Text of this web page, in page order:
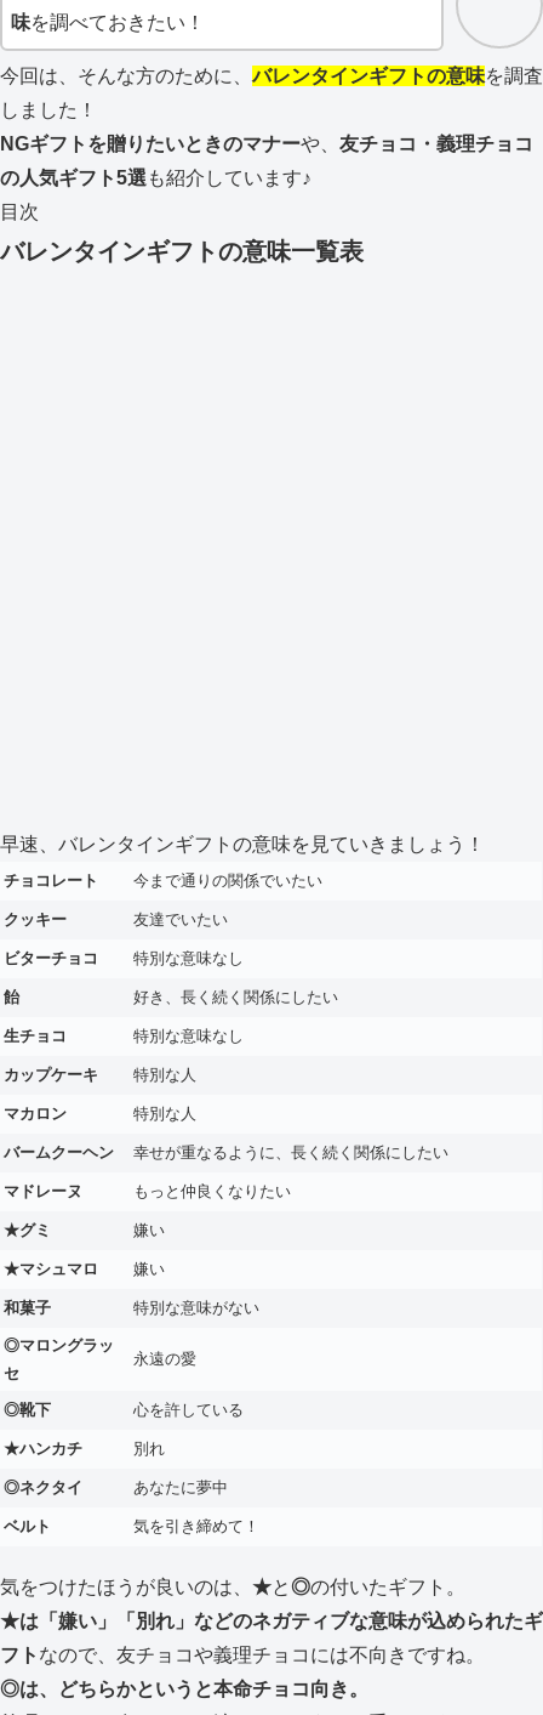
味を調べておきたい！
今回は、そんな方のために、バレンタインギフトの意味を調査
しました！
NGギフトを贈りたいときのマナーや、 友チョコ・義理チョコ
の人気ギフト5選 も紹介しています♪
目次
バレンタインギフトの意味一覧表
早速、バレンタインギフトの意味を見ていきましょう！
チョコレート 今まで通りの関係でいたい
クッキー 友達でいたい
ビターチョコ 特別な意味なし
飴 好き、長く続く関係にしたい
生チョコ 特別な意味なし
カップケーキ 特別な人
マカロン 特別な人
バームクーヘン 幸せが重なるように、長く続く関係にしたい
マドレーヌ もっと仲良くなりたい
★グミ 嫌い
★マシュマロ 嫌い
和菓子 特別な意味がない
◎マロングラッ
セ
永遠の愛
◎靴下 心を許している
★ハンカチ 別れ
◎ネクタイ あなたに夢中
ベルト 気を引き締めて！
気をつけたほうが良いのは、 ★と◎の付いたギフト。
★は「嫌い」「別れ」などのネガティブな意味が込められたギ
フト なので、友チョコや義理チョコには不向きですね。
◎は、どちらかというと本命チョコ向き。